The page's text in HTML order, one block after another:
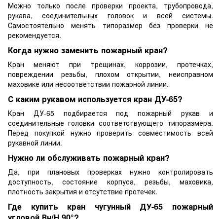
Можно только после проверки проекта, трубопровода,
рукава, соединительных головок и всей системы.
Самостоятельно менять типоразмер без проверки не
рекомендуется.
Когда нужно заменить пожарный кран?
Кран меняют при трещинах, коррозии, протечках,
повреждении резьбы, плохом открытии, неисправном
маховике или несоответствии пожарной линии.
С каким рукавом используется кран ДУ-65?
Кран ДУ-65 подбирается под пожарный рукав и
соединительные головки соответствующего типоразмера.
Перед покупкой нужно проверить совместимость всей
рукавной линии.
Нужно ли обслуживать пожарный кран?
Да, при плановых проверках нужно контролировать
доступность, состояние корпуса, резьбы, маховика,
плотность закрытия и отсутствие протечек.
Где купить кран чугунный ДУ-65 пожарный